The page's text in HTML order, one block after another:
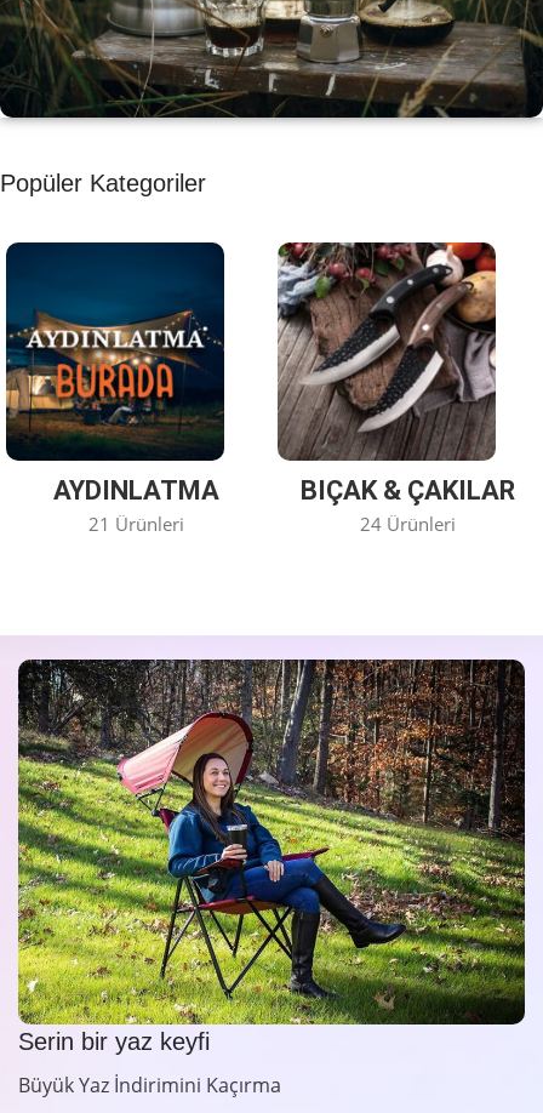
KAHVE KEYFİ
Kahvemizi Denediniz mi ?
Keşfet
Popüler Kategoriler
AYDINLATMA
21 Ürünleri
BIÇAK & ÇAKILAR
24 Ürünleri
Serin bir yaz keyfi
Büyük Yaz İndirimini Kaçırma